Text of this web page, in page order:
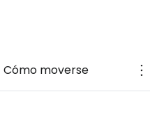
Cómo moverse